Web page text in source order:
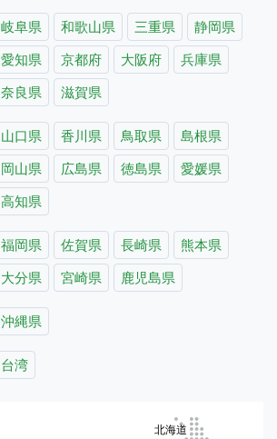
岐阜県 和歌山県 三重県
静岡県
愛知県
京都府 大阪府
兵庫県
奈良県
滋賀県
山口県 香川県 鳥取県
島根県
岡山県
広島県 徳島県
愛媛県
高知県
福岡県 佐賀県 長崎県
熊本県
大分県
宮崎県 鹿児島県
沖縄県
台湾
北海道